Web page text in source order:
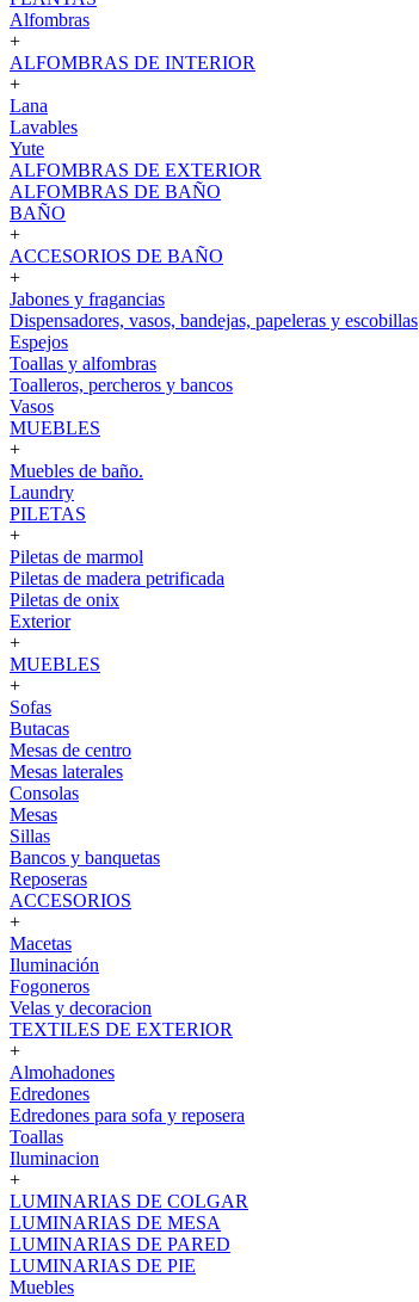
Alfombras
+
ALFOMBRAS DE INTERIOR
+
Lana
Lavables
Yute
ALFOMBRAS DE EXTERIOR
ALFOMBRAS DE BAÑO
BAÑO
+
ACCESORIOS DE BAÑO
+
Jabones y fragancias
Dispensadores, vasos, bandejas, papeleras y escobillas
Espejos
Toallas y alfombras
Toalleros, percheros y bancos
Vasos
MUEBLES
+
Muebles de baño.
Laundry
PILETAS
+
Piletas de marmol
Piletas de madera petrificada
Piletas de onix
Exterior
+
MUEBLES
+
Sofas
Butacas
Mesas de centro
Mesas laterales
Consolas
Mesas
Sillas
Bancos y banquetas
Reposeras
ACCESORIOS
+
Macetas
Iluminación
Fogoneros
Velas y decoracion
TEXTILES DE EXTERIOR
+
Almohadones
Edredones
Edredones para sofa y reposera
Toallas
Iluminacion
+
LUMINARIAS DE COLGAR
LUMINARIAS DE MESA
LUMINARIAS DE PARED
LUMINARIAS DE PIE
Muebles